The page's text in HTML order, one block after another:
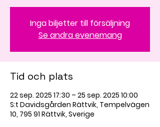
Inga biljetter till försäljning
Se andra evenemang
Tid och plats
22 sep. 2025 17:30 – 25 sep. 2025 10:00
S:t Davidsgården Rättvik, Tempelvägen
10, 795 91 Rättvik, Sverige